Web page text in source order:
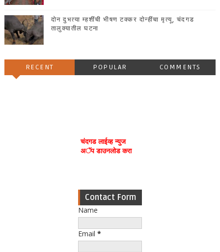
दोन दुभत्या म्हशींची भीषण टक्कर दोन्हींचा मृत्यू, चंदगड
तालुक्यातील घटना
RECENT POPULAR COMMENTS
चंदगड लाईव्ह न्युज
अॅप डाउनलोड करा
Contact Form
Name
Email *